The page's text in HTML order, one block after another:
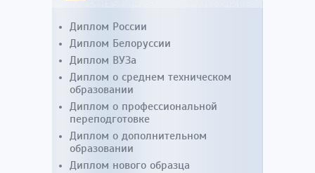
Диплом России
Диплом Белоруссии
Диплом ВУЗа
Диплом о среднем техническом
образовании
Диплом о профессиональной
переподготовке
Диплом о дополнительном
образовании
Диплом нового образца